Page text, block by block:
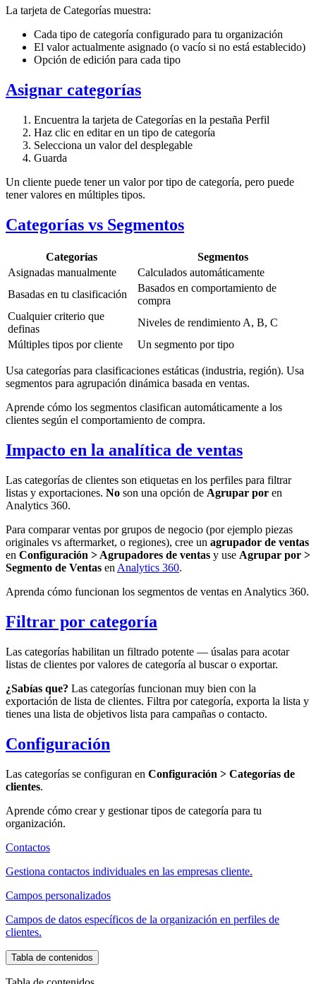
La tarjeta de Categorías muestra:
Cada tipo de categoría configurado para tu organización
El valor actualmente asignado (o vacío si no está establecido)
Opción de edición para cada tipo
Asignar categorías
Encuentra la tarjeta de Categorías en la pestaña Perfil
Haz clic en editar en un tipo de categoría
Selecciona un valor del desplegable
Guarda
Un cliente puede tener un valor por tipo de categoría, pero puede
tener valores en múltiples tipos.
Categorías vs Segmentos
Categorías
Segmentos
Asignadas manualmente
Calculados automáticamente
Basadas en tu clasificación
Basados en comportamiento de
compra
Cualquier criterio que
definas
Niveles de rendimiento A, B, C
Múltiples tipos por cliente
Un segmento por tipo
Usa categorías para clasificaciones estáticas (industria, región). Usa
segmentos para agrupación dinámica basada en ventas.
Aprende cómo los segmentos clasifican automáticamente a los
clientes según el comportamiento de compra.
Impacto en la analítica de ventas
Las categorías de clientes son etiquetas en los perfiles para filtrar
listas y exportaciones. No son una opción de Agrupar por en
Analytics 360.
Para comparar ventas por grupos de negocio (por ejemplo piezas
originales vs aftermarket, o regiones), cree un agrupador de ventas
en Configuración > Agrupadores de ventas y use Agrupar por >
Segmento de Ventas en Analytics 360.
Aprenda cómo funcionan los segmentos de ventas en Analytics 360.
Filtrar por categoría
Las categorías habilitan un filtrado potente — úsalas para acotar
listas de clientes por valores de categoría al buscar o exportar.
¿Sabías que? Las categorías funcionan muy bien con la
exportación de lista de clientes. Filtra por categoría, exporta la lista y
tienes una lista de objetivos lista para campañas o contacto.
Configuración
Las categorías se configuran en Configuración > Categorías de
clientes.
Aprende cómo crear y gestionar tipos de categoría para tu
organización.
Contactos
Gestiona contactos individuales en las empresas cliente.
Campos personalizados
Campos de datos específicos de la organización en perfiles de
clientes.
Tabla de contenidos